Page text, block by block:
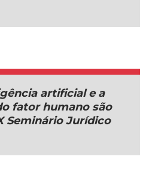
artificial e a
fator humano são
Seminário Jurídico